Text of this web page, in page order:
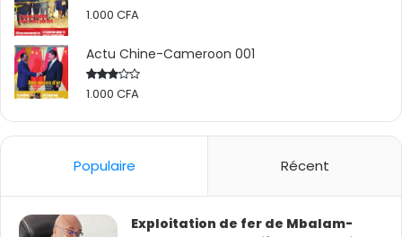
1.000 CFA
Actu Chine-Cameroon 001
Rated
1.000 CFA
Populaire Récent
Exploitation de fer de Mbalam-